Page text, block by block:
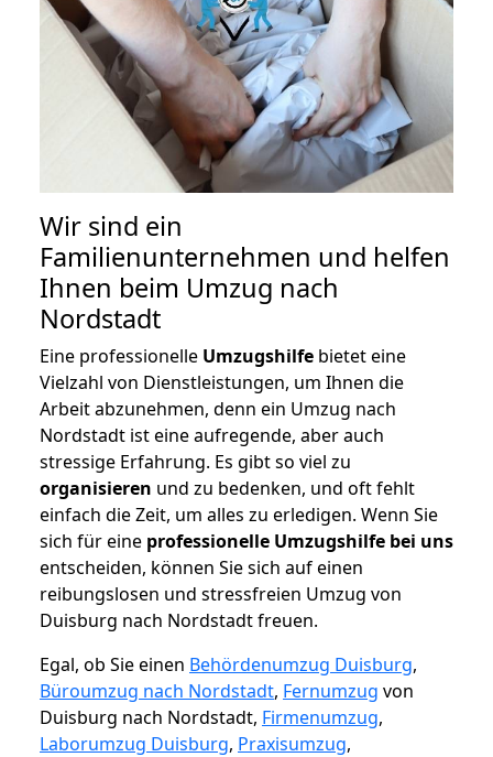
Wir sind ein
Familienunternehmen und helfen
Ihnen beim Umzug nach
Nordstadt
Eine professionelle Umzugshilfe bietet eine
Vielzahl von Dienstleistungen, um Ihnen die
Arbeit abzunehmen, denn ein Umzug nach
Nordstadt ist eine aufregende, aber auch
stressige Erfahrung. Es gibt so viel zu
organisieren und zu bedenken, und oft fehlt
einfach die Zeit, um alles zu erledigen. Wenn Sie
sich für eine professionelle Umzugshilfe bei uns
entscheiden, können Sie sich auf einen
reibungslosen und stressfreien Umzug von
Duisburg nach Nordstadt freuen.
Egal, ob Sie einen Behördenumzug Duisburg,
Büroumzug nach Nordstadt, Fernumzug von
Duisburg nach Nordstadt, Firmenumzug,
Laborumzug Duisburg, Praxisumzug,